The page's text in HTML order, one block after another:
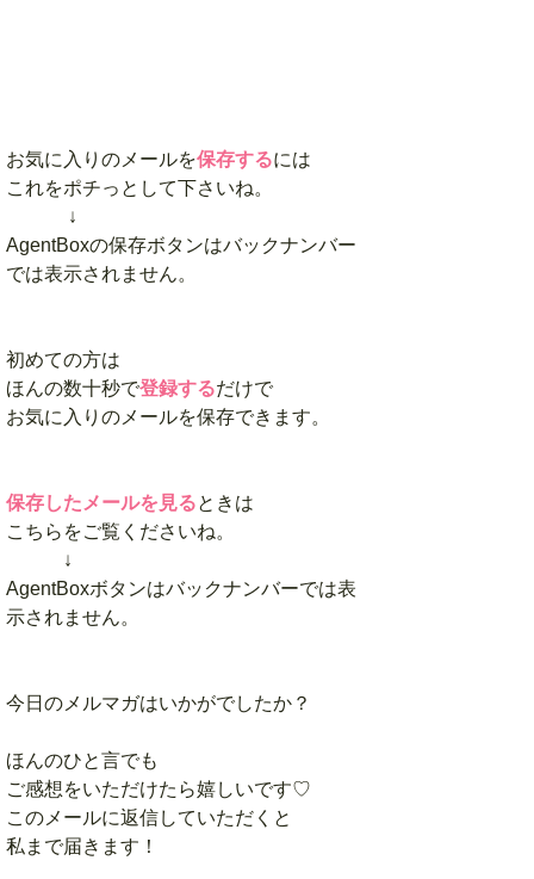
お気に入りのメールを保存するには
これをポチっとして下さいね。
↓
AgentBoxの保存ボタンはバックナンバー
では表示されません。
初めての方は
ほんの数十秒で登録するだけで
お気に入りのメールを保存できます。
保存したメールを見るときは
こちらをご覧くださいね。
↓
AgentBoxボタンはバックナンバーでは表
示されません。
今日のメルマガはいかがでしたか？
ほんのひと言でも
ご感想をいただけたら嬉しいです♡
このメールに返信していただくと
私まで届きます！